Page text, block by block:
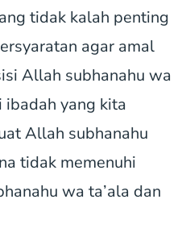
tidak kalah penting
agar amal
Allah subhanahu wa
ibadah yang kita
Allah subhanahu
tidak memenuhi
wa ta’ala dan